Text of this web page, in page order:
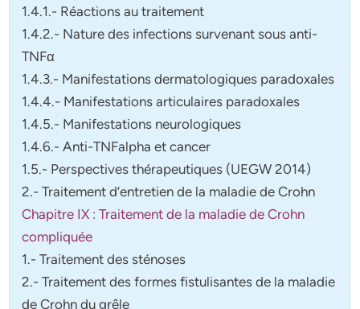
1.4.1.- Réactions au traitement
1.4.2.- Nature des infections survenant sous anti-
TNFα
1.4.3.- Manifestations dermatologiques paradoxales
1.4.4.- Manifestations articulaires paradoxales
1.4.5.- Manifestations neurologiques
1.4.6.- Anti-TNFalpha et cancer
1.5.- Perspectives thérapeutiques (UEGW 2014)
2.- Traitement d’entretien de la maladie de Crohn
Chapitre IX : Traitement de la maladie de Crohn
compliquée
1.- Traitement des sténoses
2.- Traitement des formes fistulisantes de la maladie
de Crohn du grêle